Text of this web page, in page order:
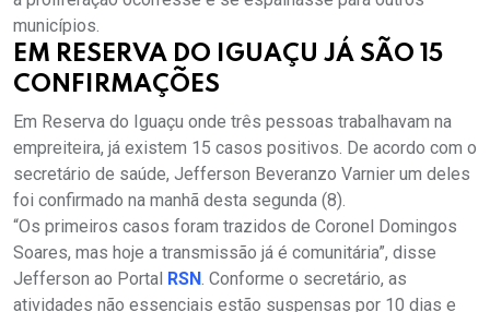
municípios.
EM RESERVA DO IGUAÇU JÁ SÃO 15
CONFIRMAÇÕES
Em Reserva do Iguaçu onde três pessoas trabalhavam na
empreiteira, já existem 15 casos positivos. De acordo com o
secretário de saúde, Jefferson Beveranzo Varnier um deles
foi confirmado na manhã desta segunda (8).
“Os primeiros casos foram trazidos de Coronel Domingos
Soares, mas hoje a transmissão já é comunitária”, disse
Jefferson ao Portal RSN. Conforme o secretário, as
atividades não essenciais estão suspensas por 10 dias e